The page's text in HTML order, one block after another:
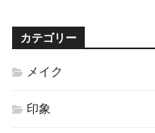
カテゴリー
メイク
印象